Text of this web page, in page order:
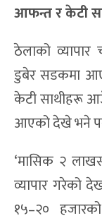
आफन्त र केटी
ठेलाको
डुबेर सडकमा
केटी साथीहरू
आएको देखे भने
‘मासिक २
व्यापार गरेको
१५–२०